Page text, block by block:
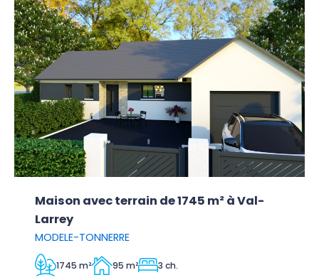
Maison avec terrain de 1745 m² à Val-
Larrey
MODELE-TONNERRE
1745 m² 95 m² 3 ch.